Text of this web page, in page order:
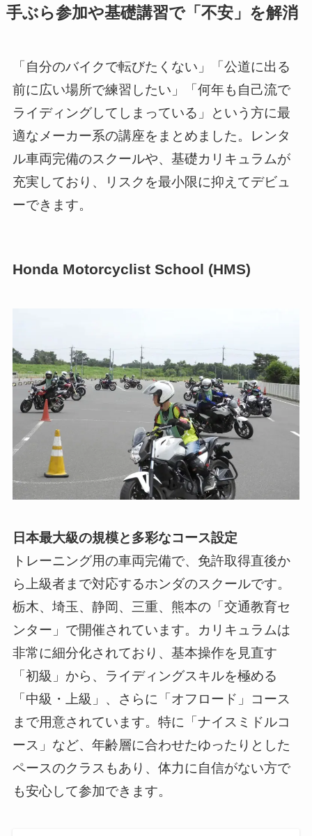
手ぶら参加や基礎講習で「不安」を解消
「自分のバイクで転びたくない」「公道に出る
前に広い場所で練習したい」「何年も自己流で
ライディングしてしまっている」という方に最
適なメーカー系の講座をまとめました。レンタ
ル車両完備のスクールや、基礎カリキュラムが
充実しており、リスクを最小限に抑えてデビュ
ーできます。
Honda Motorcyclist School (HMS)
日本最大級の規模と多彩なコース設定
トレーニング用の車両完備で、免許取得直後か
ら上級者まで対応するホンダのスクールです。
栃木、埼玉、静岡、三重、熊本の「交通教育セ
ンター」で開催されています。カリキュラムは
非常に細分化されており、基本操作を見直す
「初級」から、ライディングスキルを極める
「中級・上級」、さらに「オフロード」コース
まで用意されています。特に「ナイスミドルコ
ース」など、年齢層に合わせたゆったりとした
ペースのクラスもあり、体力に自信がない方で
も安心して参加できます。